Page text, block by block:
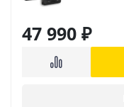
47 990 ₽